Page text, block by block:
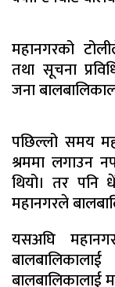
महानगरको
तथा सूचना
जना
पछिल्लो समय
श्रममा लगाउन
थियो। तर पनि
महानगरले
यसअघि
बालबालिकालाई